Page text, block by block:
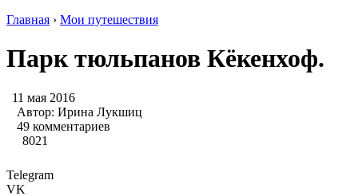
Главная › Мои путешествия
Парк тюльпанов Кёкенхоф.
11 мая 2016
Автор: Ирина Лукшиц
49 комментариев
8021
Telegram
VK